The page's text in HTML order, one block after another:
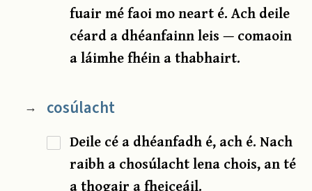
fuair mé faoi mo neart é. Ach deile
céard a dhéanfainn leis — comaoin
a láimhe fhéin a thabhairt.
→ cosúlacht
Deile cé a dhéanfadh é, ach é. Nach
raibh a chosúlacht lena chois, an té
a thogair a fheiceáil.